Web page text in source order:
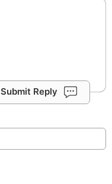
Submit Reply